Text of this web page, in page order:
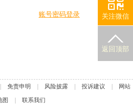
关注微信
返回顶部
账号密码登录
免责申明 风险披露 投诉建议
网站
图
联系我们